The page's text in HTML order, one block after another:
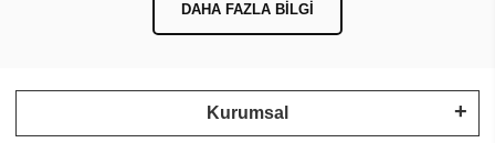
DAHA FAZLA BILGI
Kurumsal